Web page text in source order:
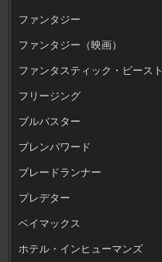
ファンタジー
ファンタジー（映画）
ファンタスティック・ビースト
フリージング
ブルバスター
ブレンパワード
ブレードランナー
プレデター
ベイマックス
ホテル・インヒューマンズ